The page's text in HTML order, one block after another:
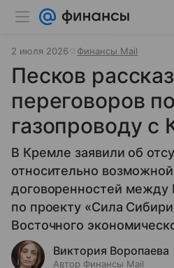
2 июля 2026 Финансы Mail
Песков
переговоров по
газопроводу с
В Кремле заявили об
относительно
договоренностей между
по проекту «Сила
Восточного
Виктория Воропаева
Автор Финансы Mail